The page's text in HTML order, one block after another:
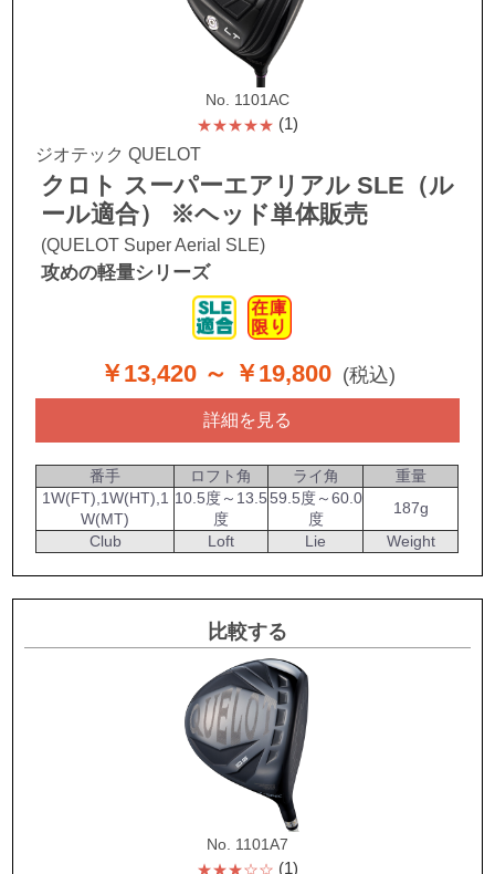
No. 1101AC
★★★★★ (1)
ジオテック QUELOT
クロト スーパーエアリアル SLE（ル
ール適合） ※ヘッド単体販売
(QUELOT Super Aerial SLE)
攻めの軽量シリーズ
￥13,420 ～ ￥19,800 (税込)
詳細を見る
番手 ロフト角 ライ角
重量
1W(FT),1W(HT),1
W(MT)
10.5度～13.5
度
59.5度～60.0
度
187g
Club
Loft Lie Weight
比較する
No. 1101A7
★★★☆☆ (1)